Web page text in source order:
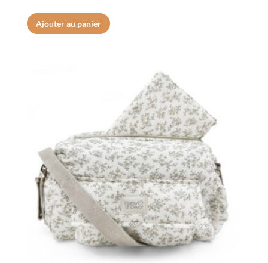
Ajouter au panier